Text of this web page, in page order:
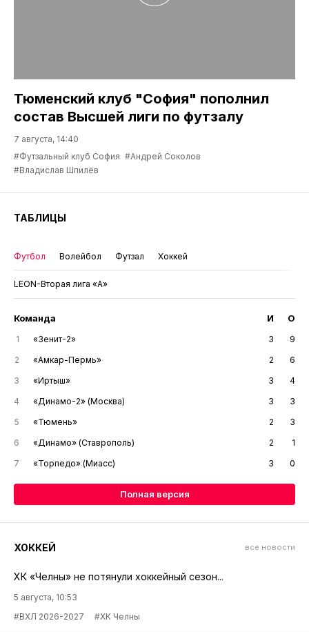
Тюменский клуб "София" пополнил
состав Высшей лиги по футзалу
7 августа, 14:40
#Футзальный клуб София #Андрей Соколов
#Владислав Шпилёв
ТАБЛИЦЫ
Футбол Волейбол Футзал Хоккей
LEON-Вторая лига «А»
Команда И О
1 «Зенит-2» 3
9
2
«Амкар-Пермь» 2
6
3
«Иртыш» 3
4
4
«Динамо-2» (Москва) 3
3
5
«Тюмень» 2
3
6
«Динамо» (Ставрополь) 2
1
7
«Торпедо» (Миасс) 3 0
Полная версия
ХОККЕЙ все новости
ХК «Челны» не потянули хоккейный сезон...
5 августа, 10:53
#ВХЛ 2026-2027
#ХК Челны